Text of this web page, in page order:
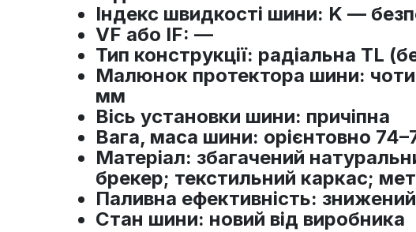
Індекс швидкості шини: K —
VF або IF: —
Тип конструкції: радіальна TL
Малюнок протектора шини:
мм
Вісь установки шини: причіпна
Вага, маса шини: орієнтовно
Матеріал: збагачений
брекер; текстильний каркас;
Паливна ефективність:
Стан шини: новий від виробника